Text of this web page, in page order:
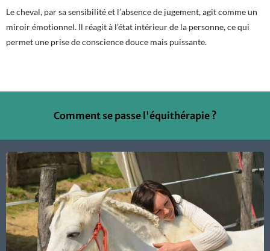
Le cheval, par sa sensibilité et l’absence de jugement, agit comme un
miroir émotionnel. Il réagit à l’état intérieur de la personne, ce qui
permet une prise de conscience douce mais puissante.
Comment se passe l'équithérapie ?